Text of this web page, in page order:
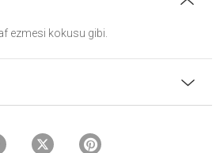
ezmesi kokusu gibi.